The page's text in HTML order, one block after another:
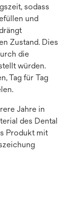
sodass
und
Zustand. Dies
die
würden.
Tag für Tag
Jahre in
des Dental
Produkt mit